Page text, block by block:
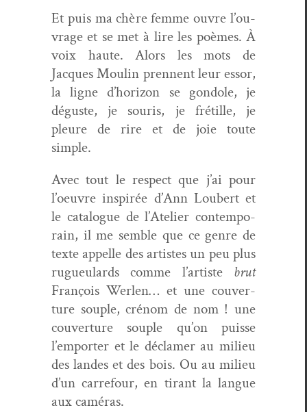
Et puis ma chère femme ouvre l’ou­
vrage et se met à lire les poèmes. À
voix haute. Alors les mots de
Jacques Moulin pren­nent leur essor,
la ligne d’hori­zon se gon­do­le, je
déguste, je souris, je frétille, je
pleure de rire et de joie toute
simple.
Avec tout le respect que j’ai pour
l’oeu­vre inspirée d’Ann Lou­bert et
le cat­a­logue de l’Ate­lier con­tem­po­
rain, il me sem­ble que ce genre de
texte appelle des artistes un peu plus
rugueu­lards comme l’artiste brut
François Werlen… et une cou­ver­
ture sou­ple, crénom de nom ! une
cou­ver­ture sou­ple qu’on puisse
l’emporter et le déclamer au milieu
des lan­des et des bois. Ou au milieu
d’un car­refour, en tirant la langue
aux caméras.